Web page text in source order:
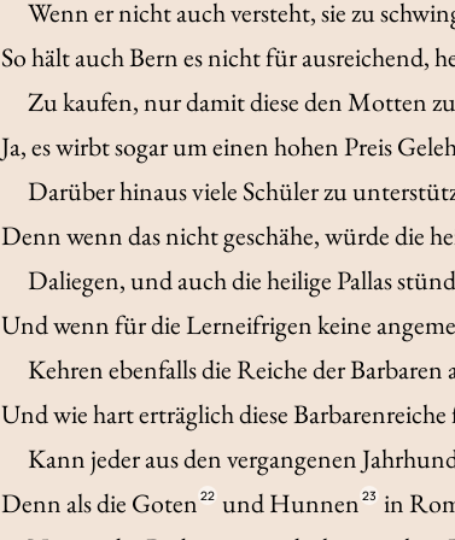
Wenn er nicht auch versteht, sie zu
So hält auch Bern es nicht für ausreichend,
Zu kaufen, nur damit diese den Motten
Ja, es wirbt sogar um einen hohen Preis
Darüber hinaus viele Schüler zu
Denn wenn das nicht geschähe, würde die
Daliegen, und auch die heilige Pallas
Und wenn für die Lerneifrigen keine
Kehren ebenfalls die Reiche der
Und wie hart erträglich diese
Kann jeder aus den vergangenen
Denn als die Goten 22 und Hunnen 23 in